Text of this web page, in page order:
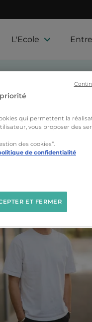
L'Ecole
qui permettent la
vous proposer des
des cookies”.
de confidentialité
ET FERMER